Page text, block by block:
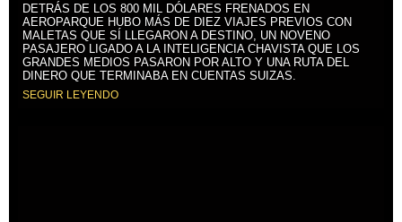
DETRÁS DE LOS 800 MIL DÓLARES FRENADOS EN
AEROPARQUE HUBO MÁS DE DIEZ VIAJES PREVIOS CON
MALETAS QUE SÍ LLEGARON A DESTINO, UN NOVENO
PASAJERO LIGADO A LA INTELIGENCIA CHAVISTA QUE LOS
GRANDES MEDIOS PASARON POR ALTO Y UNA RUTA DEL
DINERO QUE TERMINABA EN CUENTAS SUIZAS.
SEGUIR LEYENDO